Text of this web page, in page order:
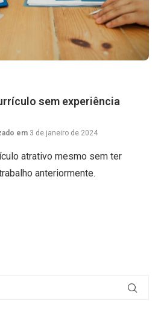
sem experiência
em 3 de janeiro de 2024
atrativo mesmo sem ter
anteriormente.